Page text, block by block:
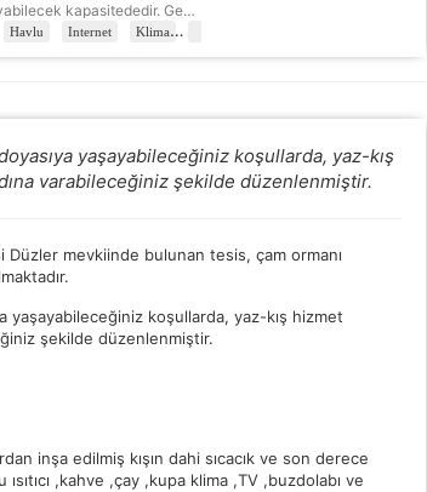
Çerezleri
kapasitededir. Ge…
Havlu Internet Klima
yaşayabileceğiniz koşullarda, yaz-kış
varabileceğiniz şekilde düzenlenmiştir.
Düzler mevkiinde bulunan tesis, çam ormanı
yaşayabileceğiniz koşullarda, yaz-kış hizmet
şekilde düzenlenmiştir.
inşa edilmiş kışın dahi sıcacık ve son derece
,kahve ,çay ,kupa klima ,TV ,buzdolabı ve